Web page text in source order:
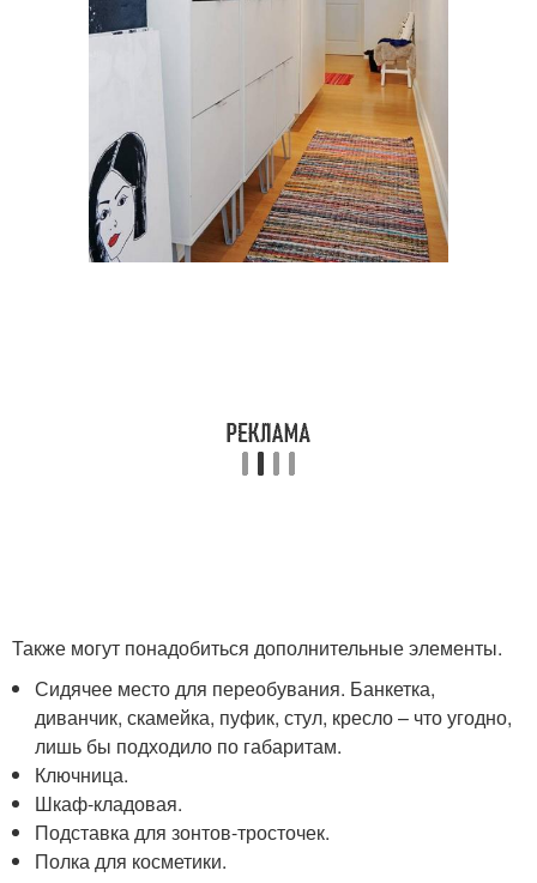
Также могут понадобиться дополнительные элементы.
Сидячее место для переобувания. Банкетка,
диванчик, скамейка, пуфик, стул, кресло – что угодно,
лишь бы подходило по габаритам.
Ключница.
Шкаф-кладовая.
Подставка для зонтов-тросточек.
Полка для косметики.